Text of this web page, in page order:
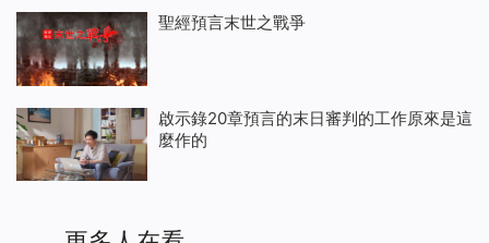
聖經預言末世之戰爭
啟示錄20章預言的末日審判的工作原來是這
麼作的